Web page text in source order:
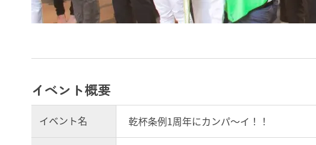
イベント概要
イベント名 乾杯条例1周年にカンパ〜イ！！